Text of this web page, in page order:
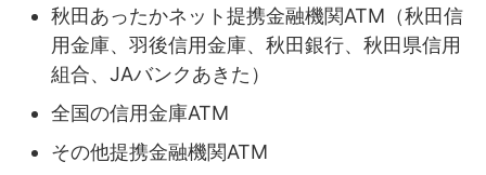
秋田あったかネット提携金融機関ATM（秋田信
用金庫、羽後信用金庫、秋田銀行、秋田県信用
組合、JAバンクあきた）
全国の信用金庫ATM
その他提携金融機関ATM